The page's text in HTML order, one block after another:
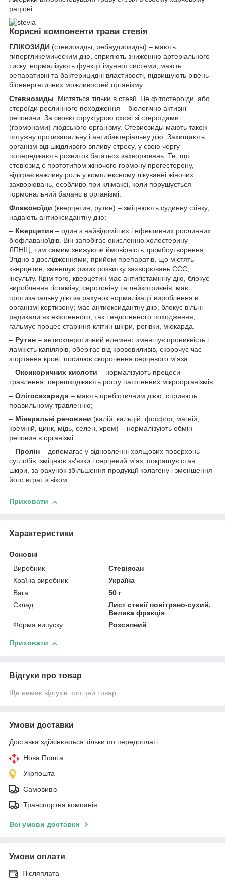
раціоні.
Корисні компоненти трави стевія
ГЛІКОЗИДИ (стевиозиды, ребаудиозиды) – мають
гипергликемическим дію, сприяють зниженню артеріального
тиску, нормалізують функції імунної системи, мають
репаративні та бактерицидні властивості, підвищують рівень
біоенергетичних можливостей організму.
Стевиозиды. Містяться тільки в стевії. Це фітостероіди, або
стероїди рослинного походження – біологічно активні
речовини. За своєю структурою схожі зі стероїдами
(гормонами) людського організму. Стевиозиды мають також
потужну протизапальну і антибактеріальну дію. Захищають
організм від шкідливого впливу стресу, у свою чергу
попереджають розвиток багатьох захворювань. Те, що
стевіозид є прототипом жіночого гормону прогестерону,
відіграє важливу роль у комплексному лікуванні жіночих
захворювань, особливо при клімаксі, коли порушується
гормональний баланс в організмі.
Флавоноїди (кверцетин, рутин) – зміцнюють судинну стінку,
надають антиоксидантну дію;
– Кверцетин – один з найвідоміших і ефективних рослинних
біофлаваноїдів. Він запобігає окисленню холестерину –
ЛПНЩ, тим самим знижуючи ймовірність тромбоутворення.
Згідно з дослідженнями, прийом препаратів, що містять
кверцетин, зменшує ризик розвитку захворювань ССС,
інсульту. Крім того, кверцетин має антигістамінну дію, блокує
вироблення гістаміну, серотоніну та лейкотриєнів; має
протизапальну дію за рахунок нормалізації вироблення в
організмі кортизону; має антиоксидантну дію, блокує вільні
радикали як екзогенного, так і ендогенного походження;
гальмує процес старіння клітин шкіри, рогівки, міокарда.
– Рутин – антисклеротичний елемент зменшує проникність і
ламкість капілярів, оберігає від крововиливів, скорочує час
згортання крові, посилює скорочення серцевого м'яза.
– Оксикоричних кислоти – нормалізують процеси
травлення, перешкоджають росту патогенних мікроорганізмів;
– Олігосахариди – мають пребіотичним дією, сприяють
правильному травленню;
– Мінеральні речовини (калій, кальцій, фосфор, магній,
кремній, цинк, мідь, селен, хром) – нормалізують обмін
речовин в організмі.
– Пролін – допомагає у відновленні хрящових поверхонь
суглобів, зміцнює зв'язки і серцевий м'яз, покращує стан
шкіри, за рахунок збільшення продукції колагену і зменшення
його втрат з віком.
Приховати
Характеристики
Основні
Виробник
Стевіясан
Країна виробник
Україна
Вага
50 г
Склад
Лист стевії повітряно-сухий.
Велика фракція
Форма випуску
Розсипний
Приховати
Відгуки про товар
Ще немає відгуків про цей товар
Умови доставки
Доставка здійснюється тільки по передоплаті.
Нова Пошта
Укрпошта
Самовивіз
Транспортна компанія
Всі умови доставки
Умови оплати
Післяплата